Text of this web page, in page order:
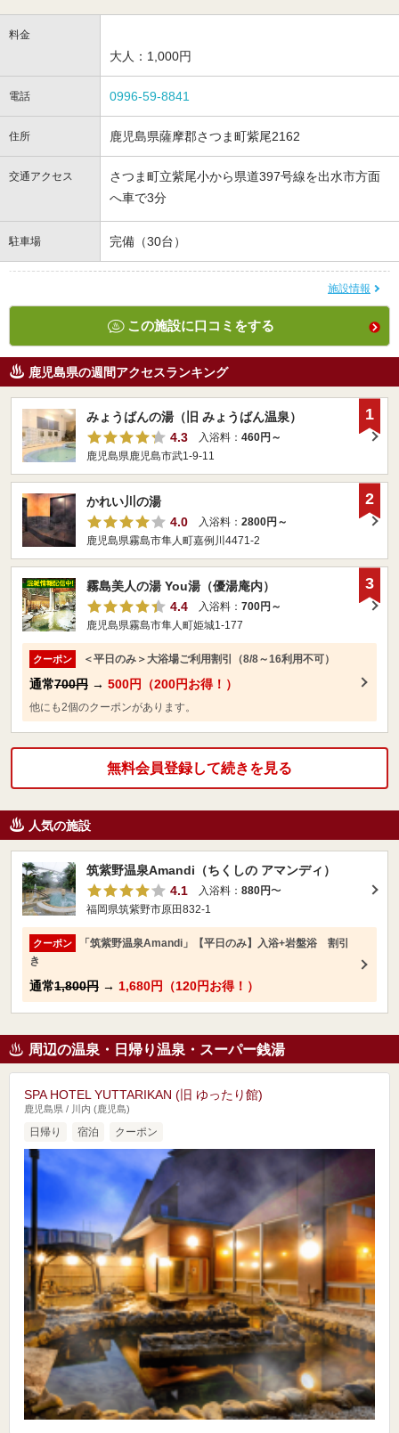
料金
大人：1,000円
電話 0996-59-8841
住所 鹿児島県薩摩郡さつま町紫尾2162
交通アクセス
さつま町立紫尾小から県道397号線を出水市方面
へ車で3分
駐車場 完備（30台）
施設情報
この施設に口コミをする
鹿児島県の週間アクセスランキング
みょうばんの湯（旧 みょうばん温泉）
4.3
入浴料： 460円～
鹿児島県鹿児島市武1-9-11
1
かれい川の湯
4.0
入浴料： 2800円～
鹿児島県霧島市隼人町嘉例川4471-2
2
霧島美人の湯 You湯（優湯庵内）
4.4
入浴料： 700円～
鹿児島県霧島市隼人町姫城1-177
クーポン ＜平日のみ＞大浴場ご利用割引（8/8～16利用不可）
通常700円 → 500円（200円お得！）
他にも2個のクーポンがあります。
3
無料会員登録して続きを見る
人気の施設
筑紫野温泉Amandi（ちくしの アマンディ）
4.1
入浴料： 880円〜
福岡県筑紫野市原田832-1
クーポン
「筑紫野温泉Amandi」【平日のみ】入浴+岩盤浴 割引
き
通常1,800円 → 1,680円（120円お得！）
周辺の温泉・日帰り温泉・スーパー銭湯
SPA HOTEL YUTTARIKAN (旧 ゆったり館)
鹿児島県 / 川内 (鹿児島)
日帰り 宿泊 クーポン